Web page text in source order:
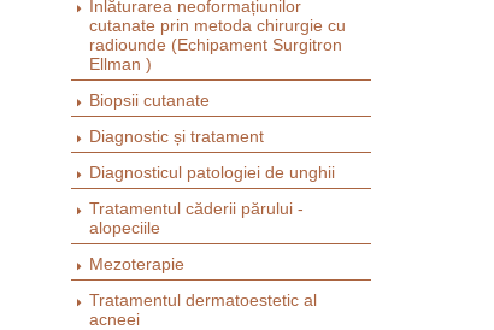
Înlăturarea neoformațiunilor
cutanate prin metoda chirurgie cu
radiounde (Echipament Surgitron
Ellman )
Biopsii cutanate
Diagnostic și tratament
Diagnosticul patologiei de unghii
Tratamentul căderii părului -
alopeciile
Mezoterapie
Tratamentul dermatoestetic al
acneei